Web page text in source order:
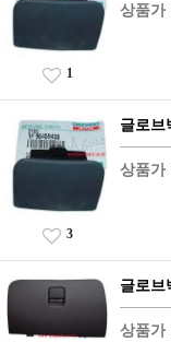
상품가
1
글로브
상품가
3
글로브
상품가